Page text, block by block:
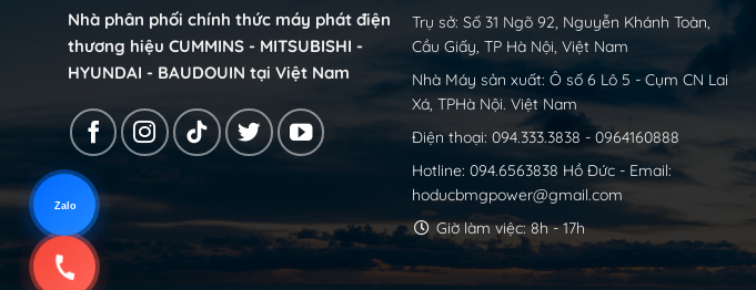
Nhà phân phối chính thức máy phát điện
thương hiệu CUMMINS - MITSUBISHI -
HYUNDAI - BAUDOUIN tại Việt Nam
Trụ sở: Số 31 Ngõ 92, Nguyễn Khánh Toàn,
Cầu Giấy, TP Hà Nội, Việt Nam
Nhà Máy sản xuất: Ô số 6 Lô 5 - Cụm CN Lai
Xá, TPHà Nội. Việt Nam
Điện thoại: 094.333.3838 - 0964160888
Hotline: 094.6563838 Hồ Đức - Email:
hoducbmgpower@gmail.com
Giờ làm việc: 8h - 17h
Zalo